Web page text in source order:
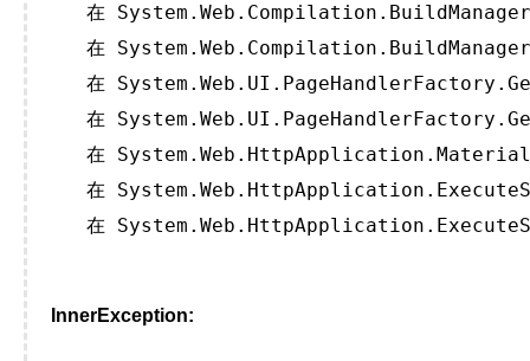
在
在
在
在
在
在
在
InnerException: